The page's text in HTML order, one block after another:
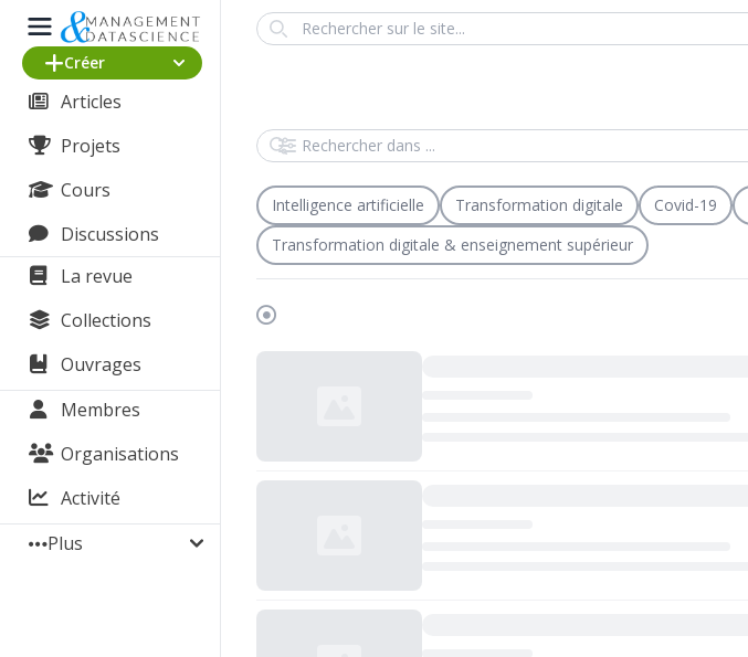
Créer
Articles
Projets
Cours
Discussions
La revue
Collections
Ouvrages
Membres
Organisations
Activité
Plus
Search
Rechercher dans
Intelligence artificielle Transformation digitale Covid-19
Transformation digitale & enseignement supérieur
Chargement...
Chargement...
Chargement...